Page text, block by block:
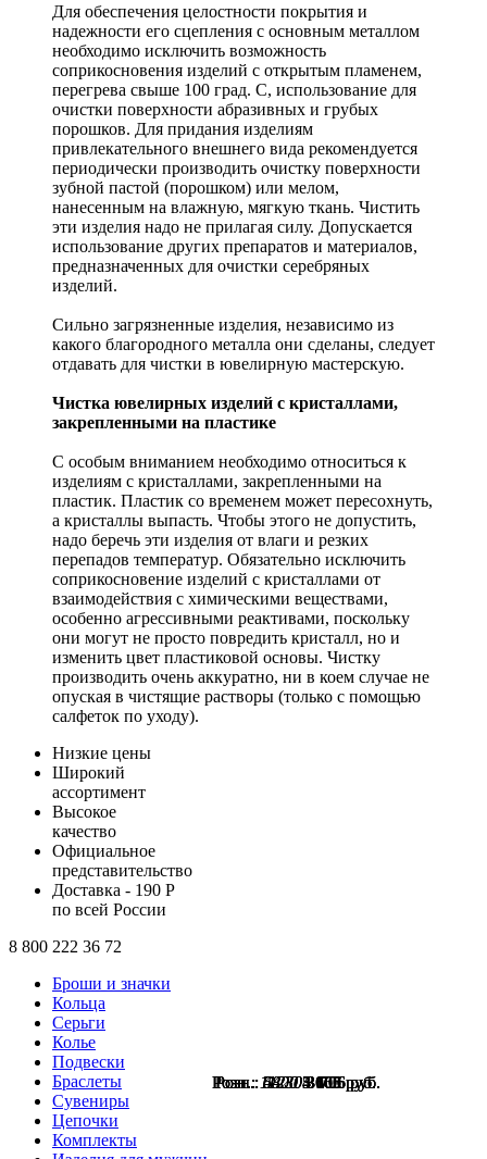
Розн.:6800 5 100руб.
Розн.:11230 3 706руб.
Розн.:11230 3 706руб.
Розн.:11230 3 706руб.
Розн.:4800 3 600руб.
Розн.:5420 4 065руб.
Для обеспечения целостности покрытия и
надежности его сцепления с основным металлом
необходимо исключить возможность
соприкосновения изделий с открытым пламенем,
перегрева свыше 100 град. С, использование для
очистки поверхности абразивных и грубых
порошков. Для придания изделиям
привлекательного внешнего вида рекомендуется
периодически производить очистку поверхности
зубной пастой (порошком) или мелом,
нанесенным на влажную, мягкую ткань. Чистить
эти изделия надо не прилагая силу. Допускается
использование других препаратов и материалов,
предназначенных для очистки серебряных
изделий.
Сильно загрязненные изделия, независимо из
какого благородного металла они сделаны, следует
отдавать для чистки в ювелирную мастерскую.
Чистка ювелирных изделий с кристаллами,
закрепленными на пластике
С особым вниманием необходимо относиться к
изделиям с кристаллами, закрепленными на
пластик. Пластик со временем может пересохнуть,
а кристаллы выпасть. Чтобы этого не допустить,
надо беречь эти изделия от влаги и резких
перепадов температур. Обязательно исключить
соприкосновение изделий с кристаллами от
взаимодействия с химическими веществами,
особенно агрессивными реактивами, поскольку
они могут не просто повредить кристалл, но и
изменить цвет пластиковой основы. Чистку
производить очень аккуратно, ни в коем случае не
опуская в чистящие растворы (только с помощью
салфеток по уходу).
Низкие цены
Широкий
ассортимент
Высокое
качество
Официальное
представительство
Доставка - 190 Р
по всей России
8 800 222 36 72
Броши и значки
Кольца
Серьги
Колье
Подвески
Браслеты
Сувениры
Цепочки
Комплекты